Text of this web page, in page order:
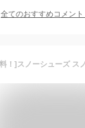
全てのおすすめコメント